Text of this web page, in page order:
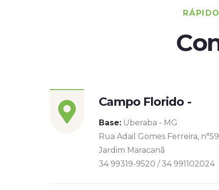
Campo Florido -
Base: Uberaba - MG
Rua Adail Gomes Ferreira,
Jardim Maracanã
34 99319-9520 / 34 991102024